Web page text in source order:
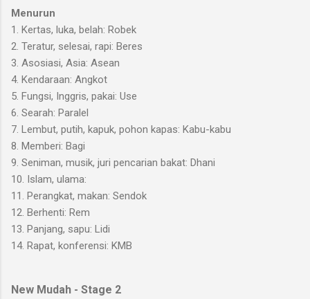
Menurun
1. Kertas, luka, belah: Robek
2. Teratur, selesai, rapi: Beres
3. Asosiasi, Asia: Asean
4. Kendaraan: Angkot
5. Fungsi, Inggris, pakai: Use
6. Searah: Paralel
7. Lembut, putih, kapuk, pohon kapas: Kabu-kabu
8. Memberi: Bagi
9. Seniman, musik, juri pencarian bakat: Dhani
10. Islam, ulama:
11. Perangkat, makan: Sendok
12. Berhenti: Rem
13. Panjang, sapu: Lidi
14. Rapat, konferensi: KMB
New Mudah - Stage 2